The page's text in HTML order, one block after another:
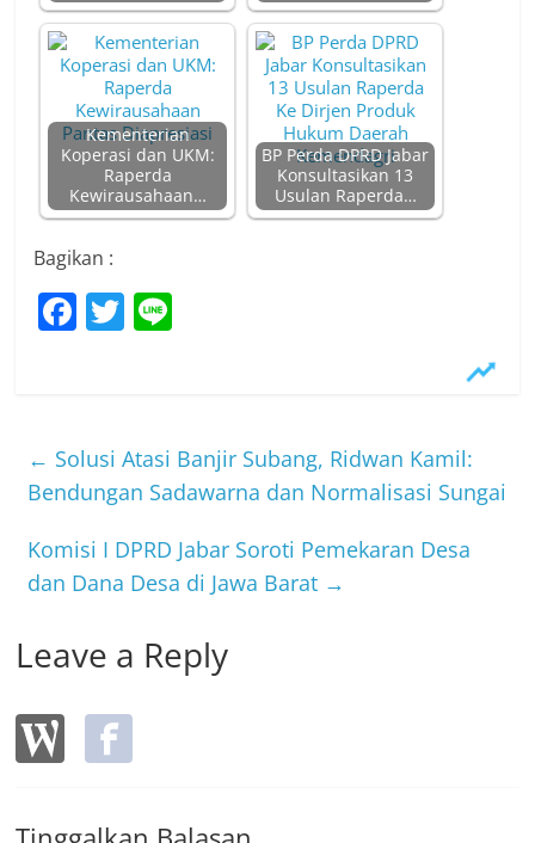
Kementerian
Koperasi dan UKM:
Raperda
Kewirausahaan…
BP Perda DPRD Jabar
Konsultasikan 13
Usulan Raperda…
Bagikan :
F
b
o
o
k
T
← Solusi Atasi Banjir Subang, Ridwan Kamil:
Bendungan Sadawarna dan Normalisasi Sungai
Komisi I DPRD Jabar Soroti Pemekaran Desa
dan Dana Desa di Jawa Barat →
Leave a Reply